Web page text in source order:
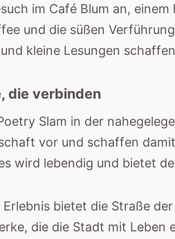
im Café Blum an,
und die süßen
kleine Lesungen
die verbinden
Slam in der
vor und schaffen
wird lebendig und bietet
bietet die Straße
die die Stadt mit